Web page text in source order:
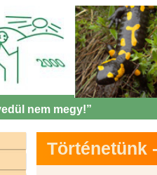
nem megy!”
Történetünk